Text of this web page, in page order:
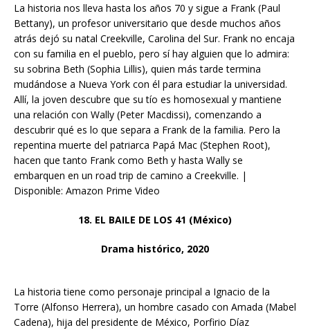
La historia nos lleva hasta los años 70 y sigue a Frank (Paul
Bettany), un profesor universitario que desde muchos años
atrás dejó su natal Creekville, Carolina del Sur. Frank no encaja
con su familia en el pueblo, pero sí hay alguien que lo admira:
su sobrina Beth (Sophia Lillis), quien más tarde termina
mudándose a Nueva York con él para estudiar la universidad.
Allí, la joven descubre que su tío es homosexual y mantiene
una relación con Wally (Peter Macdissi), comenzando a
descubrir qué es lo que separa a Frank de la familia. Pero la
repentina muerte del patriarca Papá Mac (Stephen Root),
hacen que tanto Frank como Beth y hasta Wally se
embarquen en un road trip de camino a Creekville. |
Disponible: Amazon Prime Video
18. EL BAILE DE LOS 41 (México)
Drama histórico, 2020
La historia tiene como personaje principal a Ignacio de la
Torre (Alfonso Herrera), un hombre casado con Amada (Mabel
Cadena), hija del presidente de México, Porfirio Díaz